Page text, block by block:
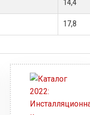
14,4
17,8